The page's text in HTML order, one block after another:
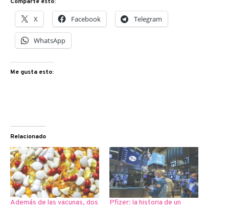
X Facebook Telegram
WhatsApp
Me gusta esto:
Relacionado
Además de las vacunas, dos
Pfizer: la historia de un